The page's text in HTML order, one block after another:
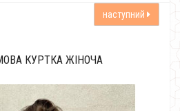
наступний
КУРТКА ЖІНОЧА